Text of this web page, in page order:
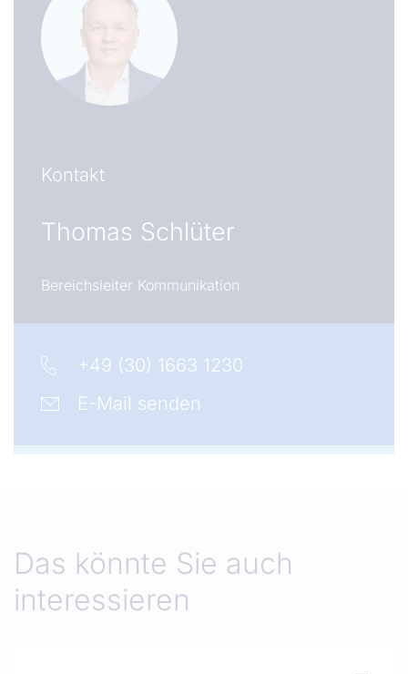
Kontakt
Thomas Schlüter
Bereichsleiter Kommunikation
+49 (30) 1663 1230
E-Mail senden
Das könnte Sie auch
interessieren